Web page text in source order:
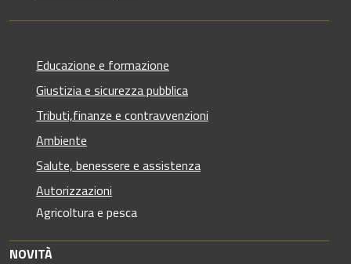
Educazione e formazione
Giustizia e sicurezza pubblica
Tributi,finanze e contravvenzioni
Ambiente
Salute, benessere e assistenza
Autorizzazioni
Agricoltura e pesca
NOVITÀ